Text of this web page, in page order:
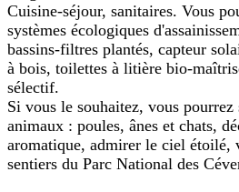
Cuisine-séjour, sanitaires. Vous
systèmes écologiques
bassins-filtres plantés, capteur
à bois, toilettes à litière bio-
sélectif.
Si vous le souhaitez, vous pourrez
animaux : poules, ânes et chats,
aromatique, admirer le ciel étoilé,
sentiers du Parc National des